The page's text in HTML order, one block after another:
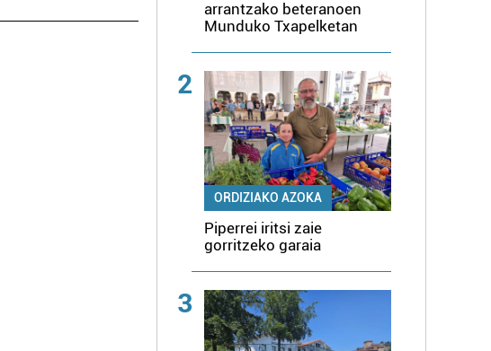
arrantzako beteranoen
Munduko Txapelketan
2
ORDIZIAKO AZOKA
Piperrei iritsi zaie
gorritzeko garaia
3